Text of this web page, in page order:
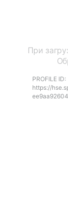
При
PROFILE ID:
https://